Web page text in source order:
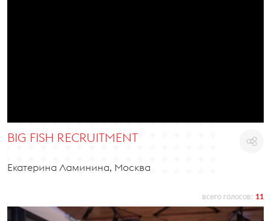
BIG FISH RECRUITMENT
Екатерина Ламинина, Москва
всего голосов: 11